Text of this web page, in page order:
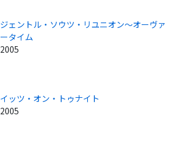
ジェントル・ソウツ・リユニオン～オーヴァ
ータイム
2005
イッツ・オン・トゥナイト
2005